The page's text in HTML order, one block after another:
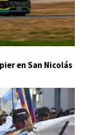
en San Nicolás